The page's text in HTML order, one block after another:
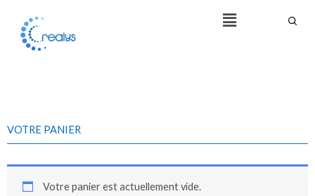
contenu
Menu
VOTRE PANIER
Votre panier est actuellement vide.